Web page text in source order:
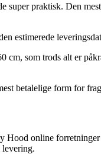
super praktisk. Den
estimerede
cm, som trods alt er
betalelige form for
Hood online
levering.